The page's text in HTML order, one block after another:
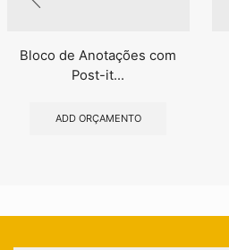
Bloco de Anotações com
Post-it...
ADD ORÇAMENTO